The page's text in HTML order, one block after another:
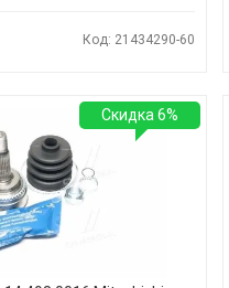
Код: 21434290-60
Скидка 6%